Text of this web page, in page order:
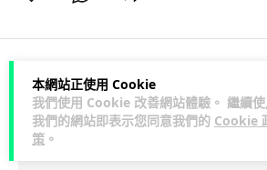
本網站正使用 Cookie
我們使用 Cookie 改善網站體驗。 繼續
我們的網站即表示您同意我們的 Cookie
策 。
應用軟件 應用軟件
Vin